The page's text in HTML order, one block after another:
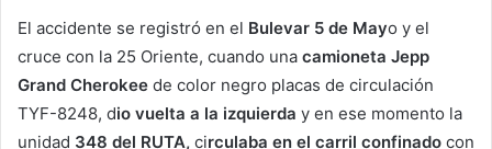
El accidente se registró en el Bulevar 5 de Mayo y el
cruce con la 25 Oriente, cuando una camioneta Jepp
Grand Cherokee de color negro placas de circulación
TYF-8248, dio vuelta a la izquierda y en ese momento la
unidad 348 del RUTA, circulaba en el carril confinado con